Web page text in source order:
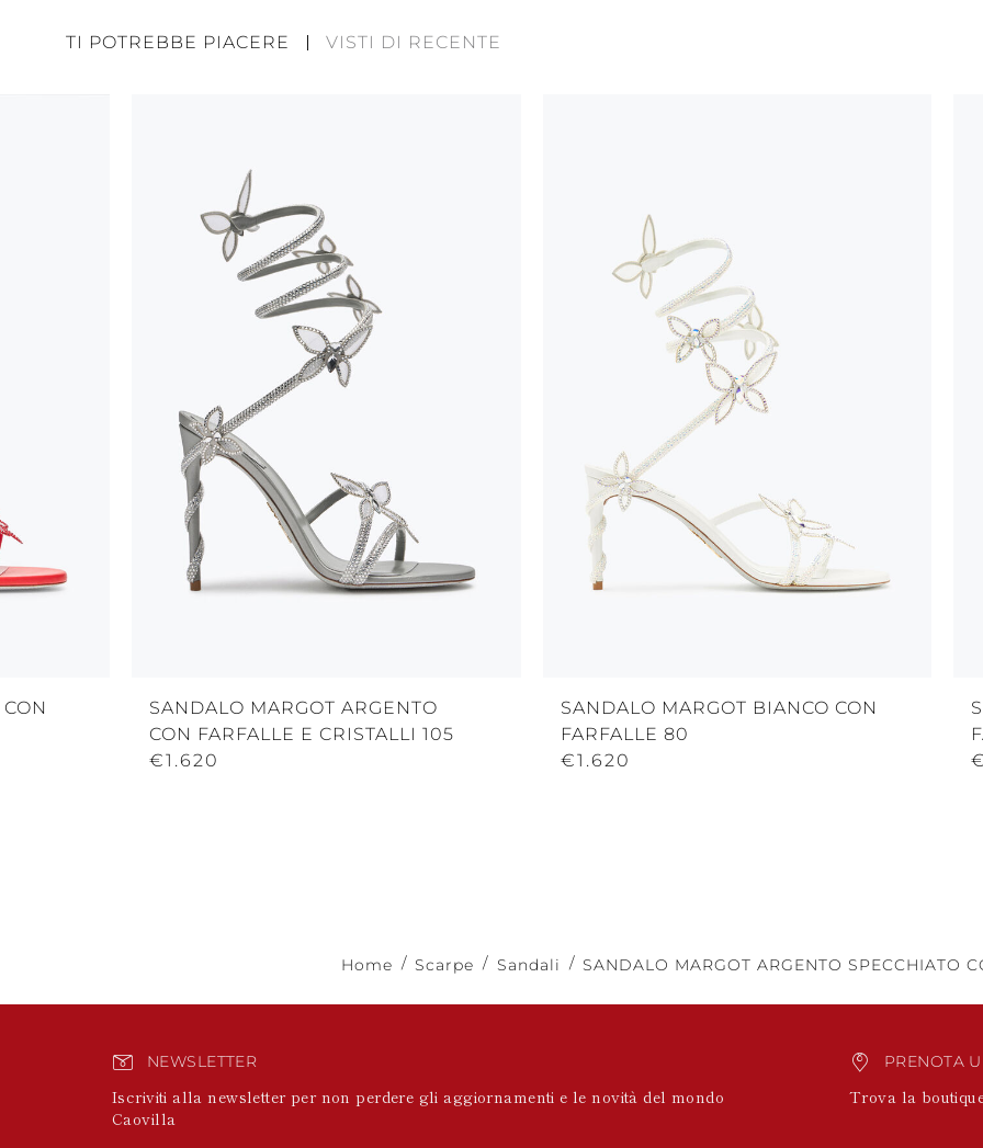
potrebbero presentare piccole diversità tra loro. Tali caratteristiche
non sono da considerarsi difetti ma elementi che distinguono un
Allo scopo di mantenere il prodotto in buone condizioni
raccomandiamo le seguenti attenzioni:
depositare sempre le scarpe a riparo da luce e calore, in quanto
tali condizioni potrebbero alterare il colore e la resistenza dei
proteggere la tomaia da umidità e dalla pioggia
usare i sacchetti di protezione per evitare contatti con superfici
TI POTREBBE PIACERE VISTI DI RECENTE
SANDALO MARGOT ARGENTO
CON FARFALLE E CRISTALLI 105
€1.620
SANDALO MARGOT BIANCO CON
FARFALLE 80
€1.620
Home Scarpe Sandali SANDALO MARGOT ARGENTO SPECCHIATO
NEWSLETTER
Iscriviti alla newsletter per non perdere gli aggiornamenti e le novità del mondo
Caovilla
PRENOTA
Trova la